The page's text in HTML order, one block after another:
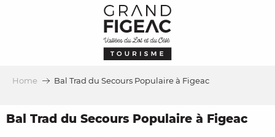
Home Bal Trad du Secours Populaire à Figeac
Bal Trad du Secours Populaire à Figeac